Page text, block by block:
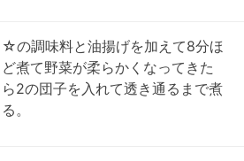
☆の調味料と油揚げを加えて8分ほ
ど煮て野菜が柔らかくなってきた
ら2の団子を入れて透き通るまで煮
る。